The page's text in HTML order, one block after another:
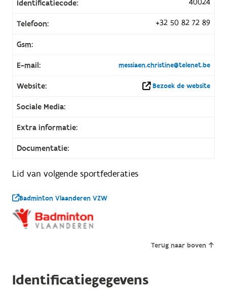
Identificatiecode:
Telefoon: +32 50 82 72 89
Gsm:
E-mail: messiaen.christine@telenet.be
Website: Bezoek de website
Sociale Media:
Extra informatie:
Documentatie:
Lid van volgende sportfederaties
Badminton Vlaanderen VZW
Terug naar boven
Identificatiegegevens